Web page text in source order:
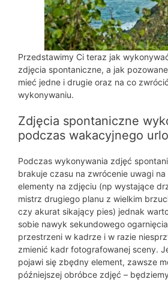
Przedstawimy Ci teraz jak
zdjęcia spontaniczne, a jak
mieć jedne i drugie oraz na co
wykonywaniu.
Zdjęcia spontaniczne
podczas wakacyjnego
Podczas wykonywania zdjęć
brakuje czasu na zwrócenie uwagi
elementy na zdjęciu (np wystające
mistrz drugiego planu z wielkim
czy akurat sikający pies) jednak
sobie nawyk sekundowego
przestrzeni w kadrze i w razie
zmienić kadr fotografowanej sceny.
pojawi się zbędny element, zawsze
późniejszej obróbce zdjęć –